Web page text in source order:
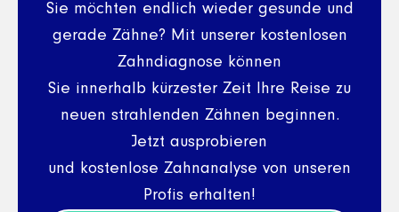
Sie möchten endlich wieder gesunde und
gerade Zähne? Mit unserer kostenlosen
Zahndiagnose können
Sie innerhalb kürzester Zeit Ihre Reise zu
neuen strahlenden Zähnen beginnen.
Jetzt ausprobieren
und kostenlose Zahnanalyse von unseren
Profis erhalten!